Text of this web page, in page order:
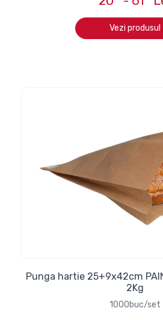
Vezi produsul
Punga hartie 25+9x42cm
2Kg
1000buc/set